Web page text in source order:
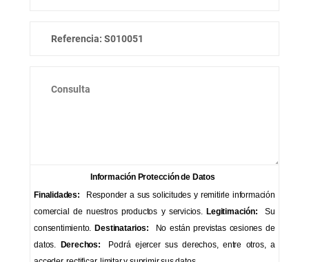
Información Protección de Datos
Finalidades:
Responder a sus solicitudes y remitirle información
comercial de nuestros productos y servicios. Legitimación:
Su
consentimiento. Destinatarios:
No están previstas cesiones de
datos.
Derechos:
Podrá ejercer sus derechos, entre otros, a